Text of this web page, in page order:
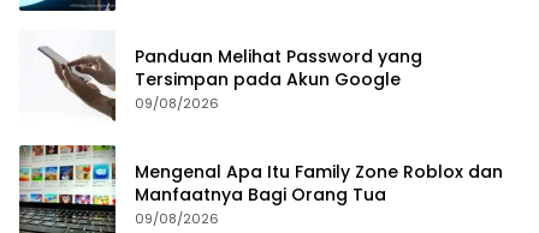
Panduan Melihat Password yang
Tersimpan pada Akun Google
09/08/2026
Mengenal Apa Itu Family Zone Roblox dan
Manfaatnya Bagi Orang Tua
09/08/2026